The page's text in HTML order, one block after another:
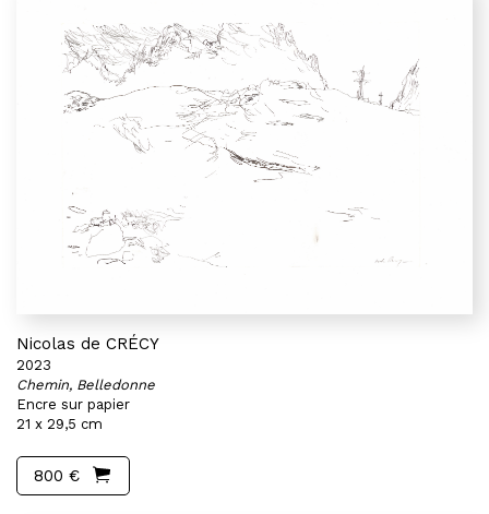
Nicolas de CRÉCY
2023
Chemin, Belledonne
Encre sur papier
21 x 29,5 cm
800 €